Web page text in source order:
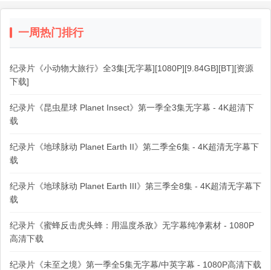
一周热门排行
纪录片《小动物大旅行》全3集[无字幕][1080P][9.84GB][BT][资源
下载]
纪录片《昆虫星球 Planet Insect》第一季全3集无字幕 - 4K超清下
载
纪录片《地球脉动 Planet Earth II》第二季全6集 - 4K超清无字幕下
载
纪录片《地球脉动 Planet Earth III》第三季全8集 - 4K超清无字幕下
载
纪录片《蜜蜂反击虎头蜂：用温度杀敌》无字幕纯净素材 - 1080P
高清下载
纪录片《未至之境》第一季全5集无字幕/中英字幕 - 1080P高清下载